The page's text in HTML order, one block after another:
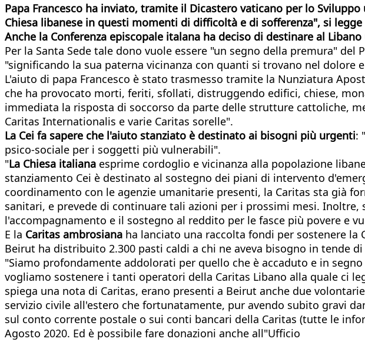
Papa Francesco ha inviato, tramite il Dicastero vaticano per lo
Chiesa libanese in questi momenti di difficoltà e di sofferenza", si
Anche la Conferenza episcopale italana ha deciso di destinare al
Per la Santa Sede tale dono vuole essere "un segno della premura"
"significando la sua paterna vicinanza con quanti si trovano nel dolore
L'aiuto di papa Francesco è stato trasmesso tramite la Nunziatura
che ha provocato morti, feriti, sfollati, distruggendo edifici, chiese,
immediata la risposta di soccorso da parte delle strutture cattoliche,
Caritas Internationalis e varie Caritas sorelle".
La Cei fa sapere che l'aiuto stanziato è destinato ai bisogni più urgenti:
psico-sociale per i soggetti più vulnerabili".
"La Chiesa italiana esprime cordoglio e vicinanza alla popolazione
stanziamento Cei è destinato al sostegno dei piani di intervento
coordinamento con le agenzie umanitarie presenti, la Caritas sta già
sanitari, e prevede di continuare tali azioni per i prossimi mesi.
l'accompagnamento e il sostegno al reddito per le fasce più povere e
E la Caritas ambrosiana ha lanciato una raccolta fondi per sostenere la
Beirut ha distribuito 2.300 pasti caldi a chi ne aveva bisogno in tende
"Siamo profondamente addolorati per quello che è accaduto e in
vogliamo sostenere i tanti operatori della Caritas Libano alla quale ci
spiega una nota di Caritas, erano presenti a Beirut anche due
servizio civile all'estero che fortunatamente, pur avendo subito gravi
sul conto corrente postale o sui conti bancari della Caritas (tutte le
Agosto 2020. Ed è possibile fare donazioni anche all"Ufficio